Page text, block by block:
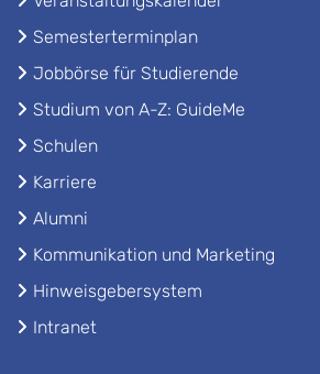
Semesterterminplan
Jobbörse für Studierende
Studium von A-Z: GuideMe
Schulen
Karriere
Alumni
Kommunikation und Marketing
Hinweisgebersystem
Intranet